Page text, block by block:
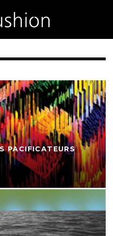
PACIFICATEURS